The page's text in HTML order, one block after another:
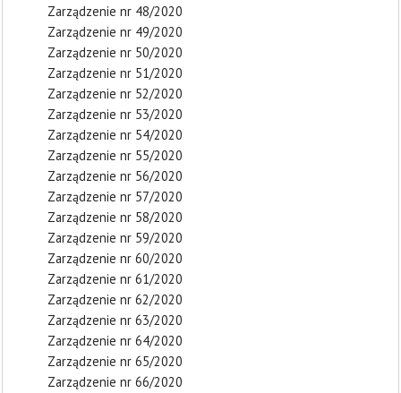
Zarządzenie nr 48/2020
Zarządzenie nr 49/2020
Zarządzenie nr 50/2020
Zarządzenie nr 51/2020
Zarządzenie nr 52/2020
Zarządzenie nr 53/2020
Zarządzenie nr 54/2020
Zarządzenie nr 55/2020
Zarządzenie nr 56/2020
Zarządzenie nr 57/2020
Zarządzenie nr 58/2020
Zarządzenie nr 59/2020
Zarządzenie nr 60/2020
Zarządzenie nr 61/2020
Zarządzenie nr 62/2020
Zarządzenie nr 63/2020
Zarządzenie nr 64/2020
Zarządzenie nr 65/2020
Zarządzenie nr 66/2020